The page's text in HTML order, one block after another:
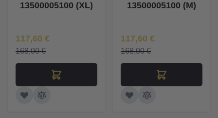
13500005100 (XL)
Īpaša Cena
117,60 €
168,00 €
13500005100 (M)
Īpaša Cena
117,60 €
168,00 €